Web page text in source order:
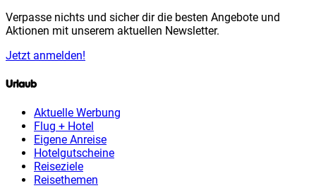
Verpasse nichts und sicher dir die besten Angebote und
Aktionen mit unserem aktuellen Newsletter.
Jetzt anmelden!
Urlaub
Aktuelle Werbung
Flug + Hotel
Eigene Anreise
Hotelgutscheine
Reiseziele
Reisethemen